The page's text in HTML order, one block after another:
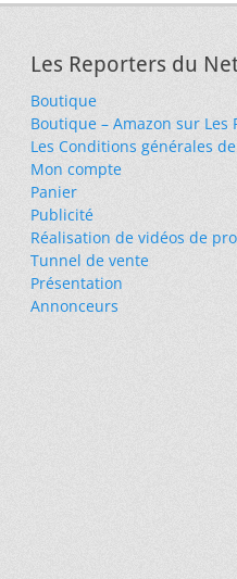
Les Reporters du
Boutique
Boutique – Amazon sur
Les Conditions générales
Mon compte
Panier
Publicité
Réalisation de vidéos de
Tunnel de vente
Présentation
Annonceurs